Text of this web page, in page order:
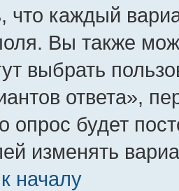
что каждый
Вы также
выбрать
ответа»,
опрос будет
изменять
началу